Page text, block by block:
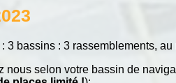
bassins : 3 rassemblements, au
nous selon votre bassin de